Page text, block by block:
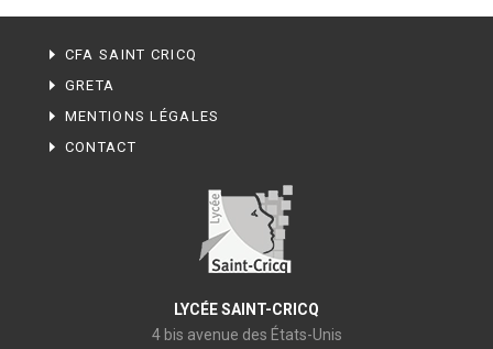
CFA SAINT CRICQ
GRETA
MENTIONS LÉGALES
CONTACT
LYCÉE SAINT-CRICQ
4 bis avenue des États-Unis